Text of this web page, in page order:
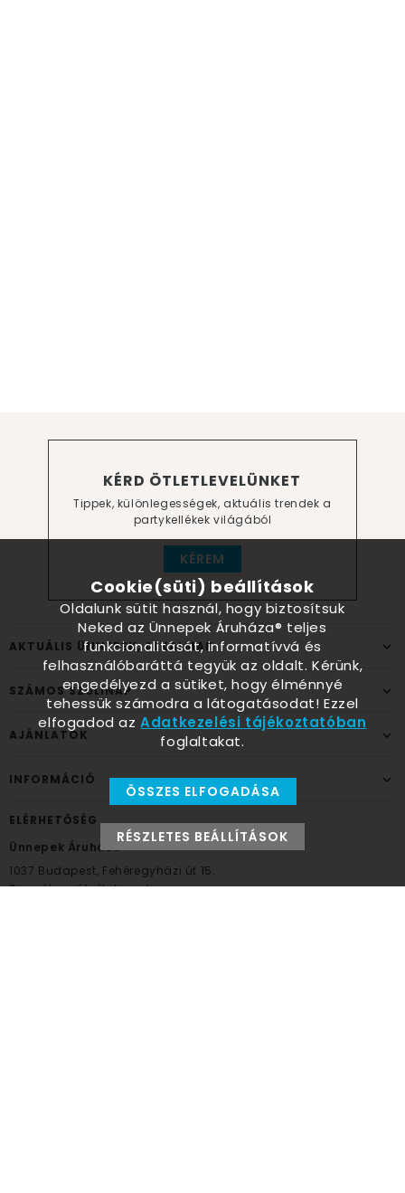
KÉRD ÖTLETLEVELÜNKET
Tippek, különlegességek, aktuális trendek a
partykellékek világából
KÉREM
AKTUÁLIS ÜNNEPEK, ALKALMAK
SZÁMOS SZÜLINAP
AJÁNLATOK
INFORMÁCIÓ
ELÉRHETŐSÉG
Ünnepek Áruháza
1037 Budapest, Fehéregyházi út 15.
Személyes átvételi pont
Cookie(süti) beállítások
Oldalunk sütit használ, hogy biztosítsuk
Neked az Ünnepek Áruháza® teljes
funkcionalitását, informatívvá és
felhasználóbaráttá tegyük az oldalt. Kérünk,
engedélyezd a sütiket, hogy élménnyé
tehessük számodra a látogatásodat! Ezzel
elfogadod azAdatkezelési tájékoztatóban
foglaltakat.
ÖSSZES ELFOGADÁSA
RÉSZLETES BEÁLLÍTÁSOK